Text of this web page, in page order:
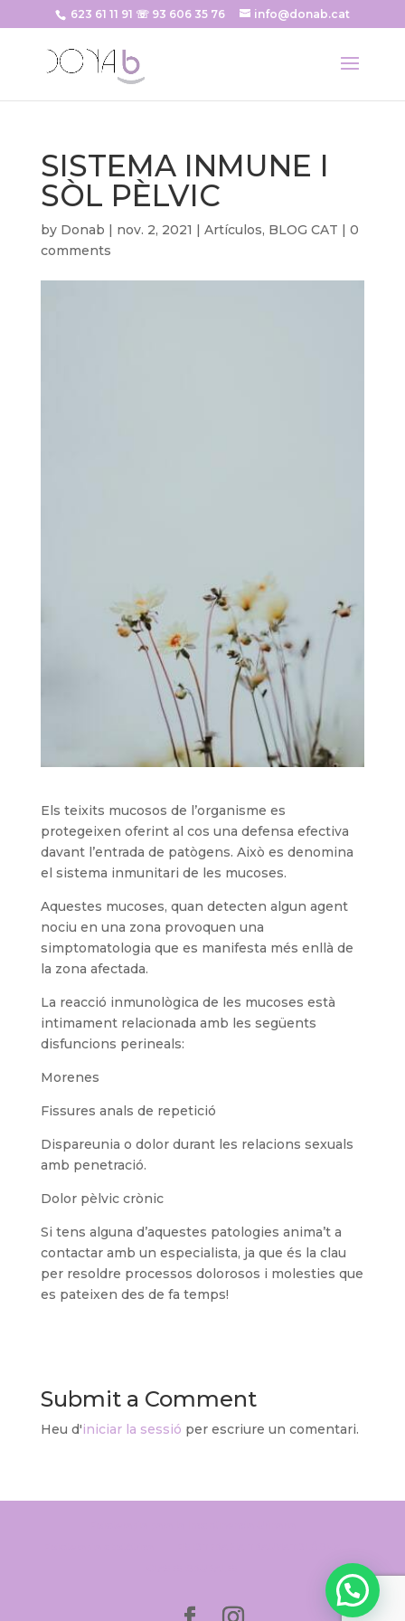
623 61 11 91 ☏ 93 606 35 76 info@donab.cat
SISTEMA INMUNE I
SÒL PÈLVIC
by Donab | nov. 2, 2021 | Artículos, BLOG CAT | 0
comments
Els teixits mucosos de l’organisme es
protegeixen oferint al cos una defensa efectiva
davant l’entrada de patògens. Això es denomina
el sistema inmunitari de les mucoses.
Aquestes mucoses, quan detecten algun agent
nociu en una zona provoquen una
simptomatologia que es manifesta més enllà de
la zona afectada.
La reacció inmunològica de les mucoses està
intimament relacionada amb les següents
disfuncions perineals:
Morenes
Fissures anals de repetició
Dispareunia o dolor durant les relacions sexuals
amb penetració.
Dolor pèlvic crònic
Si tens alguna d’aquestes patologies anima’t a
contactar amb un especialista, ja que és la clau
per resoldre processos dolorosos i molesties que
es pateixen des de fa temps!
Submit a Comment
Heu d'iniciar la sessió per escriure un comentari.